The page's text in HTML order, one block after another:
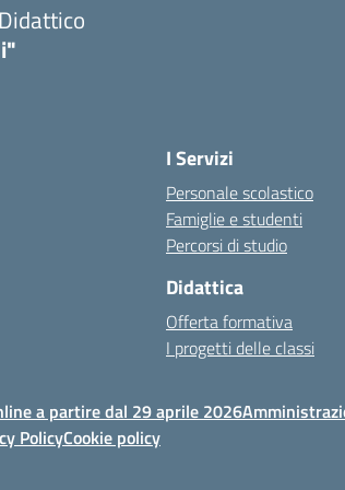
I Servizi
Personale scolastico
Famiglie e studenti
Percorsi di studio
Didattica
Offerta formativa
I progetti delle classi
a partire dal 29 aprile 2026
PolicyCookie policy